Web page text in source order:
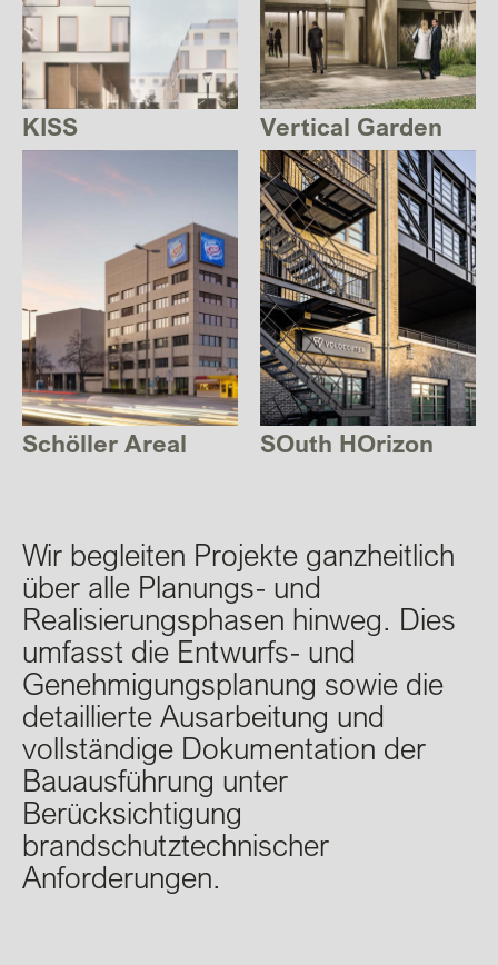
KISS Vertical Garden
Schöller Areal SOuth HOrizon
Wir begleiten Projekte ganzheitlich
über alle Planungs- und
Realisierungsphasen hinweg. Dies
umfasst die Entwurfs- und
Genehmigungsplanung sowie die
detaillierte Ausarbeitung und
vollständige Dokumentation der
Bauausführung unter
Berücksichtigung
brandschutztechnischer
Anforderungen.